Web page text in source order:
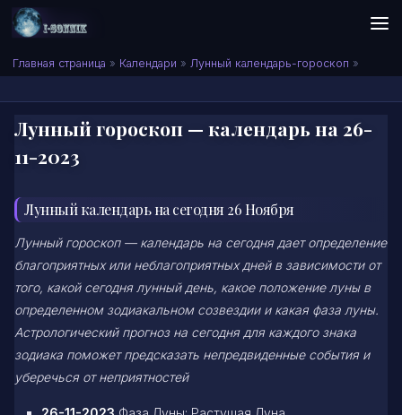
Skip to content
Сонник I-SONNIK.COM
Главная страница » Календари » Лунный календарь-гороскоп »
Лунный гороскоп — календарь на 26-
11-2023
Лунный календарь на сегодня 26 Ноября
Лунный гороскоп — календарь на сегодня дает определение
благоприятных или неблагоприятных дней в зависимости от
того, какой сегодня лунный день, какое положение луны в
определенном зодиакальном созвездии и какая фаза луны.
Астрологический прогноз на сегодня для каждого знака
зодиака поможет предсказать непредвиденные события и
уберечься от неприятностей